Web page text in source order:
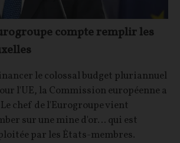
compte remplir les
le colossal budget pluriannuel
l'UE, la Commission européenne a
chef de l'Eurogroupe vient
sur une mine d'or… qui est
par les États-membres.